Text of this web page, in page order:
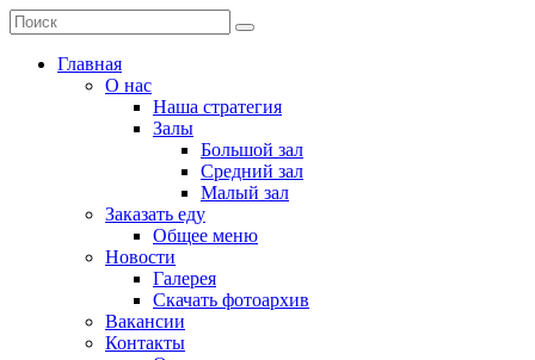
Главная
О нас
Наша стратегия
Залы
Большой зал
Средний зал
Малый зал
Заказать еду
Общее меню
Новости
Галерея
Скачать фотоархив
Вакансии
Контакты